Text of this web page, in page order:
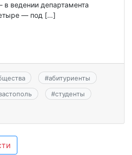
ведении департамента
— под […]
#абитуриенты
#студенты